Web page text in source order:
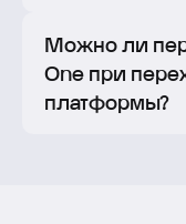
Можно ли
One при
платформы?